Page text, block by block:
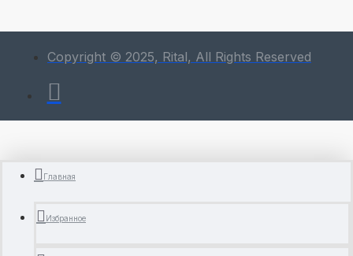
Copyright © 2025, Rital, All Rights Reserved
Главная
Избранное